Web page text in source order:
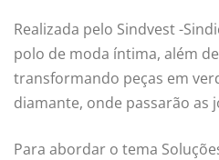
Realizada pelo Sindvest -
polo de moda íntima, além
transformando peças em
diamante, onde passarão as
Para abordar o tema